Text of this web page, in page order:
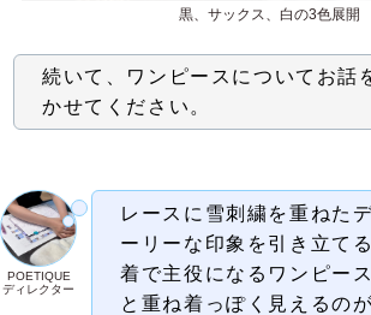
黒、サックス、白の3色展開
続いて、ワンピースについてお話
かせてください。
POETIQUE
ディレクター
レースに雪刺繍を重ねた
ーリーな印象を引き立てる
着で主役になるワンピー
と重ね着っぽく見えるの